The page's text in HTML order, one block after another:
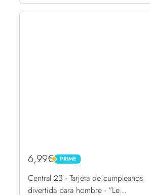
6,99€ PRIME
PRIME
Central 23 - Tarjeta de cumpleaños
divertida para hombre - “Le